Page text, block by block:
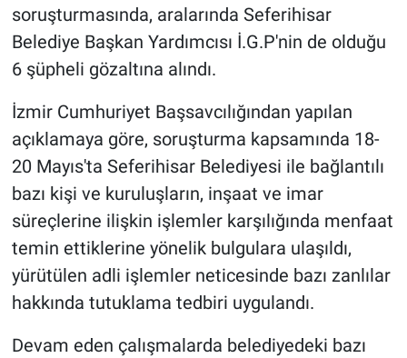
soruşturmasında, aralarında Seferihisar
Belediye Başkan Yardımcısı İ.G.P'nin de olduğu
6 şüpheli gözaltına alındı.
İzmir Cumhuriyet Başsavcılığından yapılan
açıklamaya göre, soruşturma kapsamında 18-
20 Mayıs'ta Seferihisar Belediyesi ile bağlantılı
bazı kişi ve kuruluşların, inşaat ve imar
süreçlerine ilişkin işlemler karşılığında menfaat
temin ettiklerine yönelik bulgulara ulaşıldı,
yürütülen adli işlemler neticesinde bazı zanlılar
hakkında tutuklama tedbiri uygulandı.
Devam eden çalışmalarda belediyedeki bazı